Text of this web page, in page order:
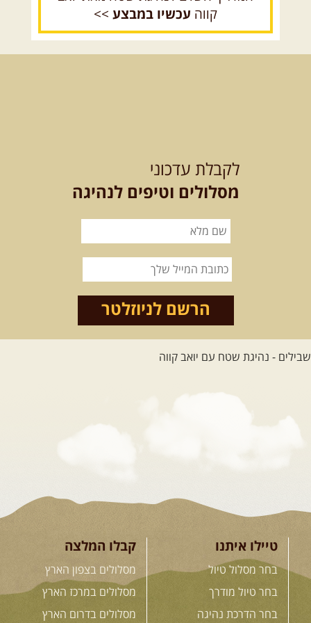
14.08.2026 שישי- מעיינות
מסעות בעולם
קירגיסטאן – בעקבות הנוודים,
והמרגשות בעולם. קירגיסטאן היא לא ...
26.08-02.09.2026 - גאורגיה,
המגדלים של הקווקז
הקווקז הגבוה מחכה לכם: נתיבי שטח
מרהיבים, פסגות מושלגות, אירוח ...
[המשך]
בין רכס הקווקז הנמוך לגבוה, בין נהרות
שוצפים למעברי הרים ...
לכל המסעות בעולם
קווה עכשיו במבצע >>
לקבלת עדכוני
מסלולים וטיפים לנהיגה
הרשם לניוזלטר
טיילו איתנו
בחר מסלול טיול
בחר טיול מודרך
בחר הדרכת נהיגה
קבלו המלצה
מסלולים בצפון הארץ
מסלולים במרכז הארץ
מסלולים בדרום הארץ